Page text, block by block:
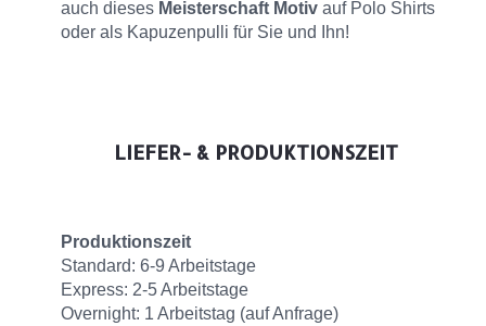
auch dieses Meisterschaft Motiv auf Polo Shirts
oder als Kapuzenpulli für Sie und Ihn!
LIEFER- & PRODUKTIONSZEIT
Produktionszeit
Standard: 6-9 Arbeitstage
Express: 2-5 Arbeitstage
Overnight: 1 Arbeitstag (auf Anfrage)